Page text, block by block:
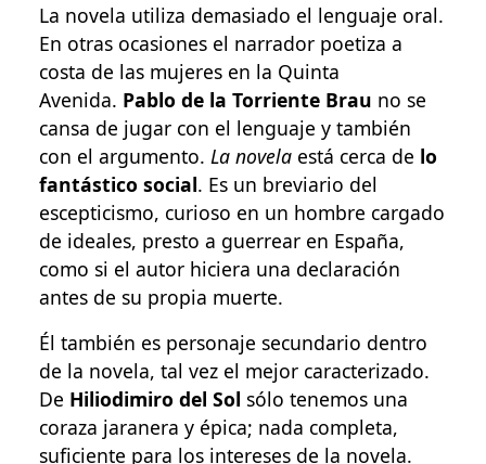
La novela utiliza demasiado el lenguaje oral.
En otras ocasiones el narrador poetiza a
costa de las mujeres en la Quinta
Avenida. Pablo de la Torriente Brau no se
cansa de jugar con el lenguaje y también
con el argumento. La novela está cerca de lo
fantástico social. Es un breviario del
escepticismo, curioso en un hombre cargado
de ideales, presto a guerrear en España,
como si el autor hiciera una declaración
antes de su propia muerte.
Él también es personaje secundario dentro
de la novela, tal vez el mejor caracterizado.
De Hiliodimiro del Sol sólo tenemos una
coraza jaranera y épica; nada completa,
suficiente para los intereses de la novela.